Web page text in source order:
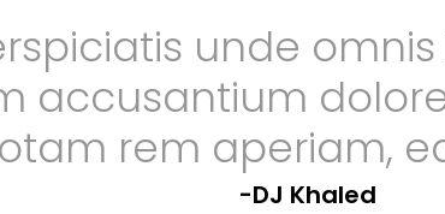
unde
accusantium
rem aperiam,
-DJ Khaled